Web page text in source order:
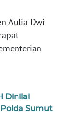
Aulia Dwi
Dinilai
Sumut